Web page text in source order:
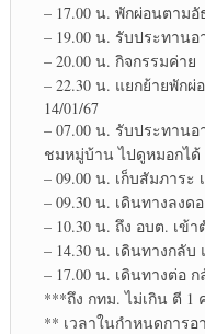
– 17.00 น. พักผ่อน​ตามอั
– 19.00 น. รับประทาน​
– 20.00 น. กิจกรรม​ค่าย
– 22.30 น. แยกย้าย​พักผ่
14/01/67
– 07.00 น. รับประทาน​
ชมหมู่บ้าน​ ไปดูหมอกได้
– 09.00 น. เก็บสัมภาระ​
– 09.30 น. เดินทางลงด
– 10.30 น. ถึง อบต. เข้
– 14.30 น. เดินทางกลับ
– 17.00 น. เดินทาง​ต่อ
***ถึง กทม. ไม่เกิน ตี 1
** เวลาในกำหนดการ